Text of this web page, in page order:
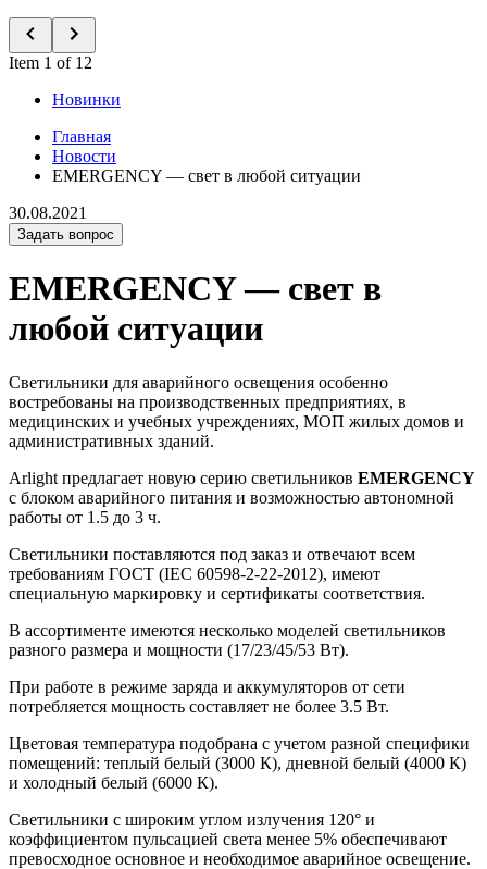
Item 1 of 12
Новинки
Главная
Новости
EMERGENCY — свет в любой ситуации
30.08.2021
Задать вопрос
EMERGENCY — свет в
любой ситуации
Светильники для аварийного освещения особенно
востребованы на производственных предприятиях, в
медицинских и учебных учреждениях, МОП жилых домов и
административных зданий.
Arlight предлагает новую серию светильников EMERGENCY
с блоком аварийного питания и возможностью автономной
работы от 1.5 до 3 ч.
Светильники поставляются под заказ и отвечают всем
требованиям ГОСТ (IEC 60598-2-22-2012), имеют
специальную маркировку и сертификаты соответствия.
В ассортименте имеются несколько моделей светильников
разного размера и мощности (17/23/45/53 Вт).
При работе в режиме заряда и аккумуляторов от сети
потребляется мощность составляет не более 3.5 Вт.
Цветовая температура подобрана с учетом разной специфики
помещений: теплый белый (3000 К), дневной белый (4000 К)
и холодный белый (6000 К).
Светильники с широким углом излучения 120° и
коэффициентом пульсацией света менее 5% обеспечивают
превосходное основное и необходимое аварийное освещение.